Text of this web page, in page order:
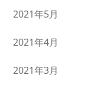
2021年5月
2021年4月
2021年3月